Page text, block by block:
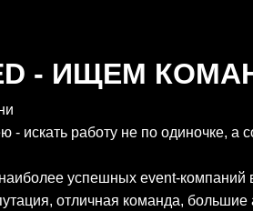
- ИЩЕМ
- искать работу не по одиночке,
успешных event-
отличная команда,